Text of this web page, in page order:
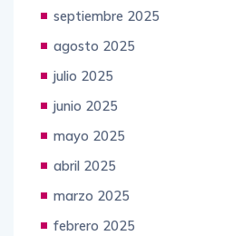
septiembre 2025
agosto 2025
julio 2025
junio 2025
mayo 2025
abril 2025
marzo 2025
febrero 2025